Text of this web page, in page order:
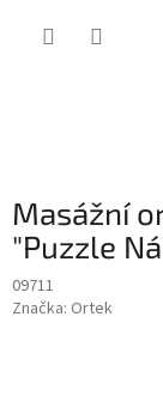
Masážní
"Puzzle
09711
Značka: Ortek